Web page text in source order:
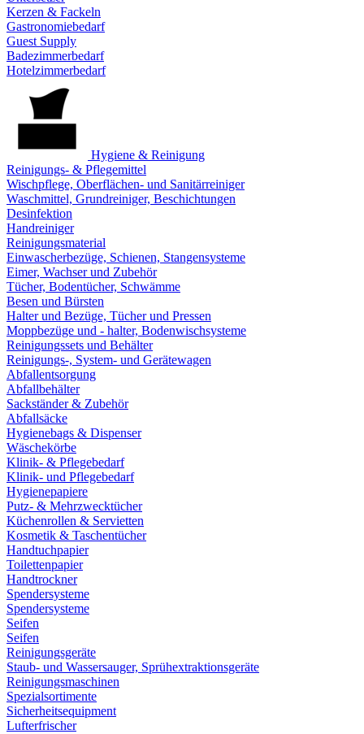
Kerzen & Fackeln
Gastronomiebedarf
Guest Supply
Badezimmerbedarf
Hotelzimmerbedarf
Hygiene & Reinigung
Reinigungs- & Pflegemittel
Wischpflege, Oberflächen- und Sanitärreiniger
Waschmittel, Grundreiniger, Beschichtungen
Desinfektion
Handreiniger
Reinigungsmaterial
Einwascherbezüge, Schienen, Stangensysteme
Eimer, Wachser und Zubehör
Tücher, Bodentücher, Schwämme
Besen und Bürsten
Halter und Bezüge, Tücher und Pressen
Moppbezüge und - halter, Bodenwischsysteme
Reinigungssets und Behälter
Reinigungs-, System- und Gerätewagen
Abfallentsorgung
Abfallbehälter
Sackständer & Zubehör
Abfallsäcke
Hygienebags & Dispenser
Wäschekörbe
Klinik- & Pflegebedarf
Klinik- und Pflegebedarf
Hygienepapiere
Putz- & Mehrzwecktücher
Küchenrollen & Servietten
Kosmetik & Taschentücher
Handtuchpapier
Toilettenpapier
Handtrockner
Spendersysteme
Spendersysteme
Seifen
Seifen
Reinigungsgeräte
Staub- und Wassersauger, Sprühextraktionsgeräte
Reinigungsmaschinen
Spezialsortimente
Sicherheitsequipment
Lufterfrischer